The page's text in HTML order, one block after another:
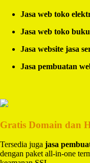
Jasa web toko
Jasa web toko
Jasa website jasa
Jasa pembuatan
Gratis Domain dan
Tersedia juga jasa
dengan paket all-in-one